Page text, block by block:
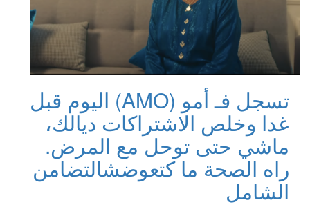
تسجل فـ أمو (AMO) اليوم قبل
غدا وخلص الاشتراكات ديالك،
ماشي حتى توحل مع المرض.
راه الصحة ما كتعوضشالتضامن
الشامل